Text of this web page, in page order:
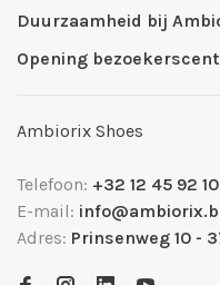
Duurzaamheid bij
Opening
Ambiorix Shoes
Telefoon: +32 12 45 92 10
E-mail:
Adres: Prinsenweg 10 -